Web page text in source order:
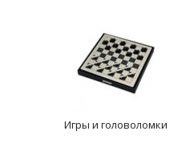
Игры и головоломки